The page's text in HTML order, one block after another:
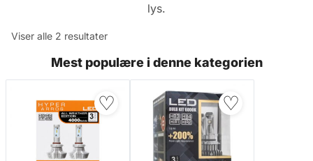
lys.
Viser alle 2 resultater
Mest populære i denne kategorien
♡ ♡